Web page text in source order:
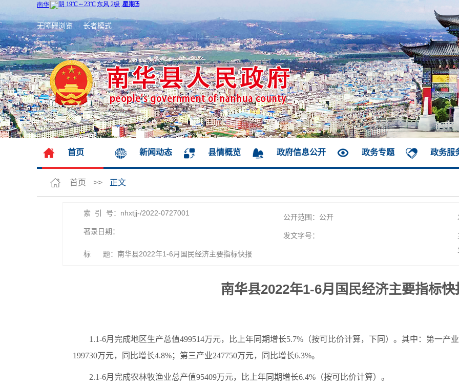
无障碍浏览 长者模式
首页 新闻动态 县情概览 政府信息公开 政务专题 政务服
首页 >> 正文
索 引 号：nhxtjj-/2022-0727001 公开范围：公开
著录日期：
发文字号：
标 题：南华县2022年1-6月国民经济主要指标快报
南华县2022年1-6月国民经济主要指标快
1.1-6月完成地区生产总值499514万元，比上年同期增长5.7%（按可比价计算，下同）。其中：第一产
199730万元，同比增长4.8%；第三产业247750万元，同比增长6.3%。
2.1-6月完成农林牧渔业总产值95409万元，比上年同期增长6.4%（按可比价计算）。